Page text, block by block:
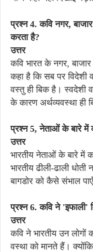
प्रश्न 4. कवि नगर,
करता है?
उत्तर
कवि भारत के नगर,
कहा है कि सब पर विदेशी
वस्तु ही बिक है। स्वदेशी
के कारण अर्थव्यवस्था ही
प्रश्न 5, नेताओं के बारे में
उत्तर
भारतीय नेताओं के बारे में
भारतीय ढीली-ढाली
बागडोर को कैसे संभाल
प्रश्न 6. कवि ने 'इफाली'
उत्तर
कवि ने भारतीय उन लोगों
वस्था को मानते हैं।